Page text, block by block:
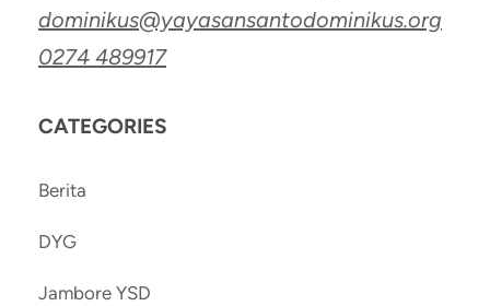
dominikus@yayasansantodominikus.org
0274 489917
CATEGORIES
Berita
DYG
Jambore YSD